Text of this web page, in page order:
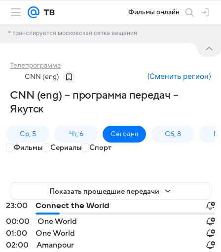
Фильмы онлайн
* транслируется московская сетка вещания
Телепрограмма
CNN (eng) (Сменить регион)
CNN (eng) – программа передач –
Якутск
Ср, 5 Чт, 6 Сегодня Сб, 8
Фильмы Сериалы Спорт
Показать прошедшие передачи
23:00
Connect the World
00:00
One World
01:00
One World
02:00
Amanpour